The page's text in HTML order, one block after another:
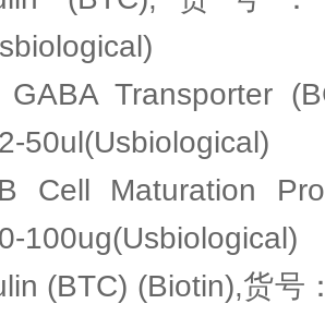
GABA Transporter
50ul(Usbiological)
Cell Maturation
100ug(Usbiological)
(BTC) (Biotin),货号